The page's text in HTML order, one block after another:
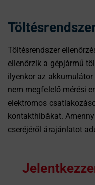
Töltésrendszer
ellenőrzik a gépjármű
ilyenkor az
nem megfelelő mérési
elektromos
kontakthibákat.
cseréjéről árajánlatot